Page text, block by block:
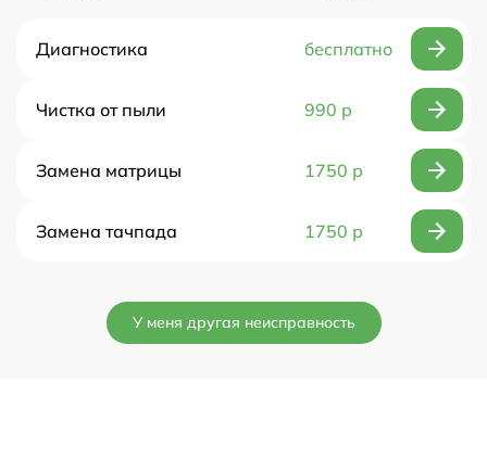
Диагностика бесплатно
Чистка от пыли 990 р
Замена матрицы 1750 р
Замена тачпада 1750 р
У меня другая неисправность